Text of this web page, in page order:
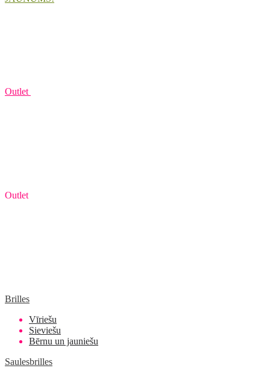
Outlet
Outlet
Brilles
Vīriešu
Sieviešu
Bērnu un jauniešu
Saulesbrilles